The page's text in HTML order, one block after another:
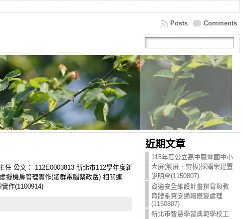
Comments
Posts
任 公文： 112E0003813 新北市112學年度新
擬機房管理實作(凌群電腦蔡政岳) 相關連
作(1100914)
近期文章
115年度公立高中職暨國中小
大屏(觸屏、雷板)採購案建置
說明會(1150807)
資通安全維護計畫撰寫與教
育體系資安通報應變處理
(1150807)
新北市智慧學習典範學校工